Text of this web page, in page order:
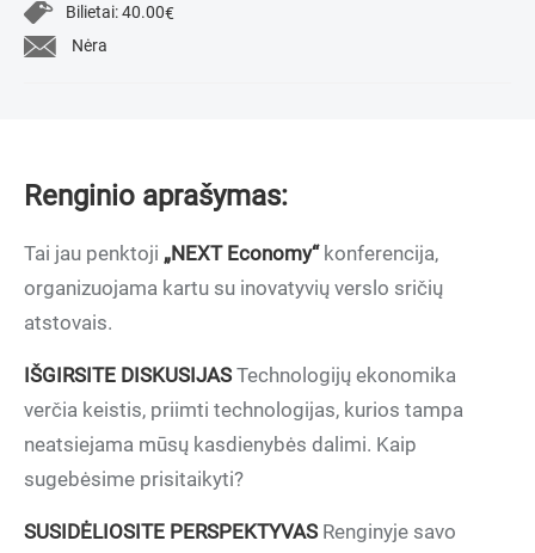
Bilietai:40.00€
Nėra
Renginio aprašymas:
Tai jau penktoji „NEXT Economy“konferencija,
organizuojama kartu su inovatyvių verslo sričių
atstovais.
IŠGIRSITE DISKUSIJAS Technologijų ekonomika
verčia keistis, priimti technologijas, kurios tampa
neatsiejama mūsų kasdienybės dalimi. Kaip
sugebėsime prisitaikyti?
SUSIDĖLIOSITE PERSPEKTYVAS Renginyje savo